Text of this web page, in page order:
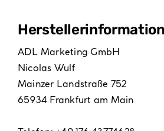
ADL Marketing GmbH
Nicolas Wulf
Mainzer Landstraße 752
65934 Frankfurt am Main